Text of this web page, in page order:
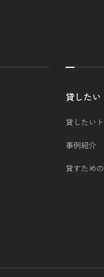
貸したい
貸したい
事例紹介
貸すため